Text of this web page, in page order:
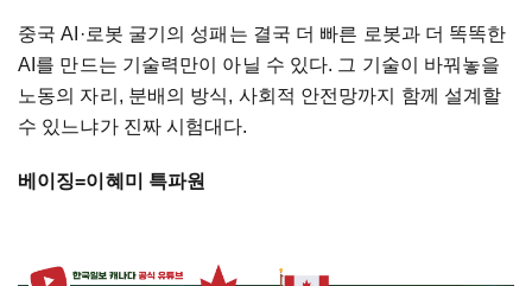
중국 AI·로봇 굴기의 성패는 결국 더 빠른 로봇과 더 똑똑한
AI를 만드는 기술력만이 아닐 수 있다. 그 기술이 바꿔놓을
노동의 자리, 분배의 방식, 사회적 안전망까지 함께 설계할
수 있느냐가 진짜 시험대다.
베이징=이혜미 특파원